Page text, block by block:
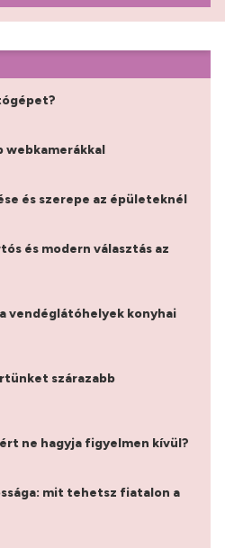
webkamerákkal
és szerepe az épületeknél
és modern választás az
vendéglátóhelyek konyhai
szárazabb
ne hagyja figyelmen kívül?
mit tehetsz fiatalon a